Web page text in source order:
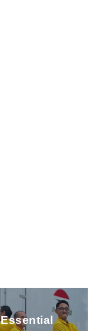
Essential